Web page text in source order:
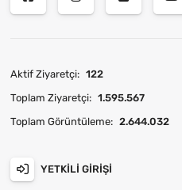
Aktif Ziyaretçi: 122
Toplam Ziyaretçi: 1.595.567
Toplam Görüntüleme: 2.644.032
YETKILI GIRIŞI